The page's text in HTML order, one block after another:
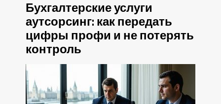
Бухгалтерские услуги
аутсорсинг: как передать
цифры профи и не потерять
контроль